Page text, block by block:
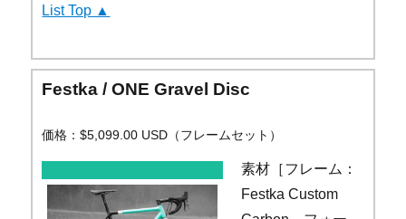
List Top ▲
Festka / ONE Gravel Disc
価格：$5,099.00 USD（フレームセット）
素材［フレーム：
Festka Custom